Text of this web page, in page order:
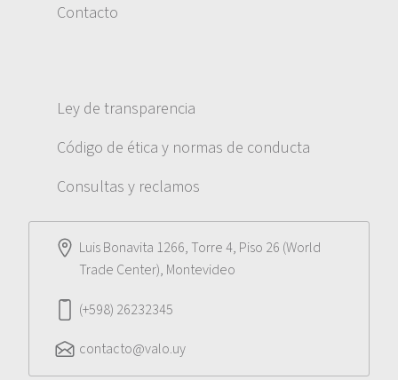
Contacto
Ley de transparencia
Código de ética y normas de conducta
Consultas y reclamos
Luis Bonavita 1266, Torre 4, Piso 26 (World
Trade Center), Montevideo
(+598) 26232345
contacto@valo.uy